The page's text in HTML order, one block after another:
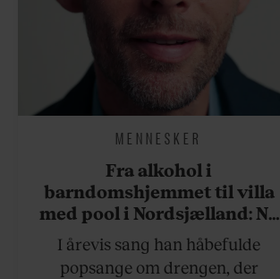
MENNESKER
Fra alkohol i
barndomshjemmet til villa
med pool i Nordsjælland: Nu
skal du høre sandheden om
Rasmus Seebach
I årevis sang han håbefulde
popsange om drengen, der